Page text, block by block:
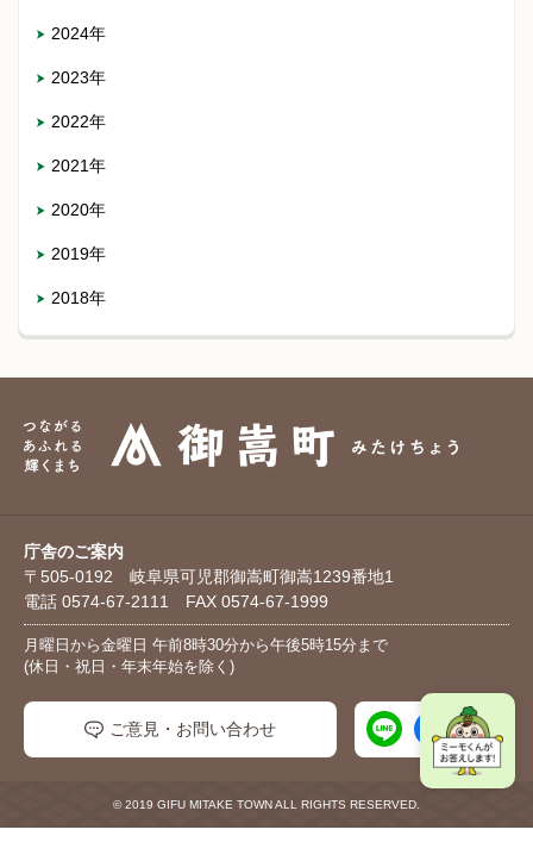
2024年
2023年
2022年
2021年
2020年
2019年
2018年
庁舎のご案内
〒505-0192 岐阜県可児郡御嵩町御嵩1239番地1
電話 0574-67-2111 FAX 0574-67-1999
月曜日から金曜日 午前8時30分から午後5時15分まで
(休日・祝日・年末年始を除く)
ご意見・お問い合わせ
© 2019 GIFU MITAKE TOWN ALL RIGHTS RESERVED.